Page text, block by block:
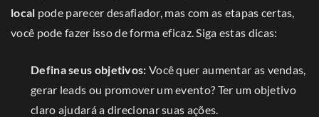
local pode parecer desafiador, mas com as etapas certas,
você pode fazer isso de forma eficaz. Siga estas dicas:
Defina seus objetivos: Você quer aumentar as vendas,
gerar leads ou promover um evento? Ter um objetivo
claro ajudará a direcionar suas ações.